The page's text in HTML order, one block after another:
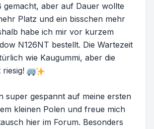
gemacht, aber auf Dauer wollte
Platz und ein bisschen mehr
habe ich mir vor kurzem
N126NT bestellt. Die Wartezeit
wie Kaugummi, aber die
super gespannt auf meine ersten
kleinen Polen und freue mich
hier im Forum. Besonders